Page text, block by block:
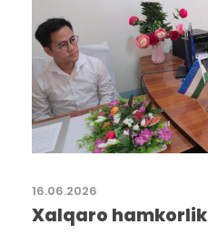
16.06.2026
Xalqaro hamkorlik